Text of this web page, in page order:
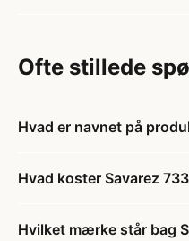
Ofte stillede
Hvad er navnet på
Hvad koster Savarez
Hvilket mærke står bag